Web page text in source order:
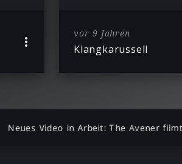
vor 9 Jahren
Klangkarussell
Neues Video in Arbeit: The Avener